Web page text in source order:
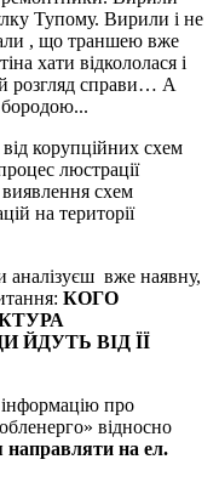
Тупому. Вирили і не
, що траншею вже
хати відкололася і
розгляд справи… А
бородою...
корупційних схем
люстрації
виявлення схем
на території
аналізуєш вже наявну,
КОГО
ЙДУТЬ ВІД ЇЇ
інформацію про
відносно
направляти на ел.